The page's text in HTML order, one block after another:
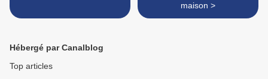
maison >
Hébergé par Canalblog
Top articles